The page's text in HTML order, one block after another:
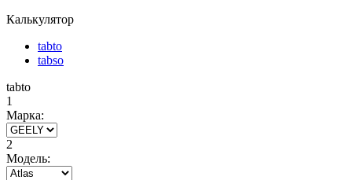
Калькулятор
tabto
tabso
tabto
1
Марка:
2
Модель: